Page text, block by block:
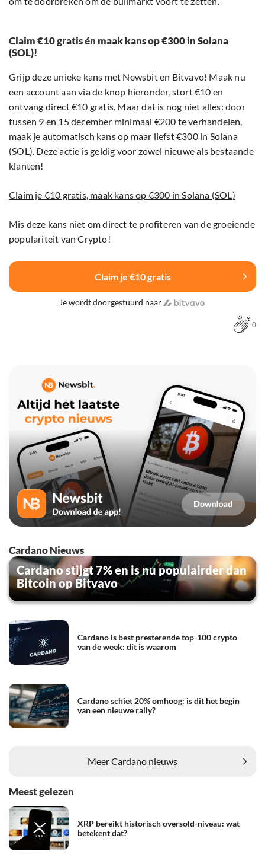
Claim €10 gratis én maak kans op €300 in Solana
(SOL)!
Grijp deze unieke kans met Newsbit en Bitvavo! Maak nu
een account aan via de knop hieronder, stort €10 en
ontvang direct €10 gratis. Maar dat is nog niet alles: door
tussen 9 en 15 december minimaal €200 te verhandelen,
maak je automatisch kans op maar liefst €300 in Solana
(SOL). Deze actie is geldig voor zowel nieuwe als bestaande
klanten!
Claim je €10 gratis, maak kans op €300 in Solana (SOL)
Mis deze kans niet om direct te profiteren van de groeiende
populariteit van Crypto!
Claim je €10 gratis
Je wordt doorgestuurd naar
0
Cardano Nieuws
Cardano stijgt 7% en is nu populairder dan
Bitcoin op Bitvavo
Cardano is best presterende top-100 crypto
van de week: dit is waarom
Cardano schiet 20% omhoog: is dit het begin
van een nieuwe rally?
Meer Cardano nieuws
Meest gelezen
XRP bereikt historisch oversold-niveau: wat
betekent dat?